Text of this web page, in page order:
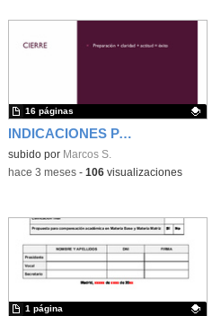
INDICACIONES PARA LA DEFENSA DE LOS PROYECTOS DE INVESTIGACIÓN
Contenido educativo.
subido por Marcos S.
16 páginas
-hace 3 meses- 106visualizaciones
1 página